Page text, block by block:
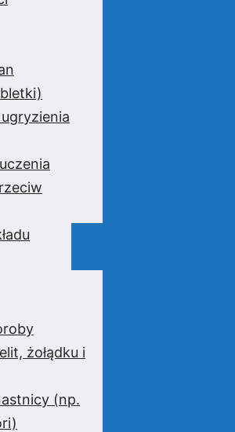
żołądku i
(np.